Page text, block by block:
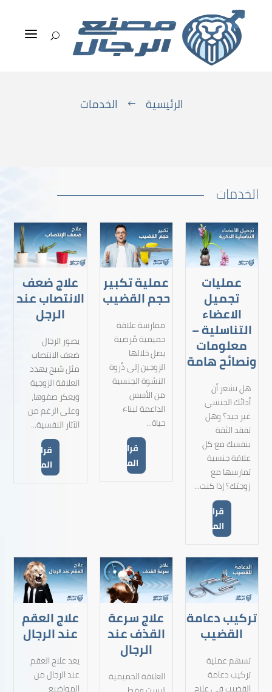
U
a
الخدمات
الرئيسية # الخدمات
الخدمات
عمليات
تجميل
الاعضاء
التناسلية –
معلومات
ونصائح هامة
هل تشعر أن
أدائك الجنسي
غير جيد؟ وهل
تفقد الثقة
بنفسك مع كل
علاقة جنسية
تمارسها مع
زوجتك؟ إذا كنت...
قراءة
المزيد
عملية تكبير
حجم القضيب
ممارسة علاقة
حميمية مُرضية
يصل خلالها
الزوجين إلى ذُروة
النشوة الجنسية
من الأسس
الداعمة لبناء
حياة...
قراءة
المزيد
علاج ضعف
الانتصاب عند
الرجل
يصور الرجال
ضعف الانتصاب
مثل شبح يهدد
العلاقة الزوجية
ويعكر صفوها،
وعلى الرغم من
الآثار النفسية...
قراءة
المزيد
تركيب دعامة
القضيب
تسهم عملية
تركيب دعامة
القضيب في علاج
علاج سرعة
القذف عند
الرجال
العلاقة الحميمية
علاج العقم
عند الرجال
يعد علاج العقم
عند الرجال من
المواضيع